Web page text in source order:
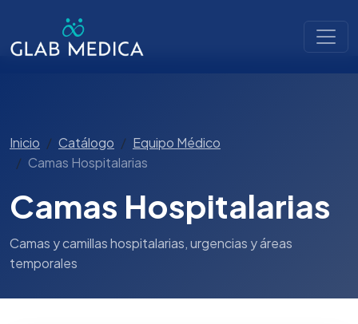
Inicio Catálogo
Equipo Médico
Camas Hospitalarias
Camas Hospitalarias
Camas y camillas hospitalarias, urgencias y áreas
temporales